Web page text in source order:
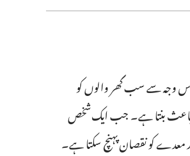
اِس وجہ سے سب گھر والوں کو
باعث بنتا ہے۔‏ جب ایک شخص
معدے کو نقصان پہنچ سکتا ہے۔‏